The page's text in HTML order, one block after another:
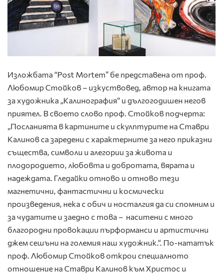
Изложбата “Post Mortem” бе представена от проф.
Любомир Стойков – изкуствовед, автор на книгата
за художника „Калинография“ и дългогодишен негов
приятел. В своето слово проф. Стойков подчерта:
„Посланията в картините и скулптурите на Ставри
Калинов са заредени с характерните за него приказни
същества, символи и алегории за живота и
плодородието, любовта и добротата, вярата и
надеждата. Гледайки отново и отново тези
магнетични, фантастични и космически
произведения, нека с обич и носталгия да си спомним и
за чудатите и заедно с това – наситени с много
благородни провокации пърформанси и артистични
джем сешъни на големия наш художник.“. По-нататък
проф. Любомир Стойков открои специалното
отношение на Ставри Калинов към Христос и